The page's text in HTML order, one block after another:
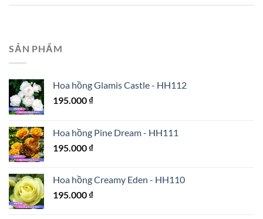
SẢN PHẨM
Hoa hồng Glamis Castle - HH112
195.000 ₫
Hoa hồng Pine Dream - HH111
195.000 ₫
Hoa hồng Creamy Eden - HH110
195.000 ₫